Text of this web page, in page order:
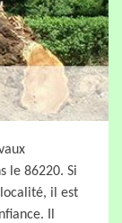
le 86220. Si
localité, il est
Il